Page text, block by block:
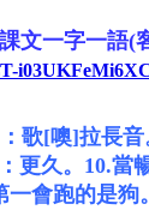
文一字一語(
歌[噢]拉長音
更久。 10.當
一會跑的是狗。